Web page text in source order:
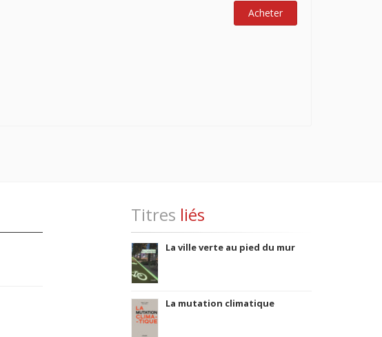
Acheter
Titres liés
La ville verte au pied du mur
La mutation climatique